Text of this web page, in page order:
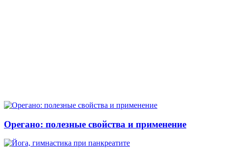
Орегано: полезные свойства и применение